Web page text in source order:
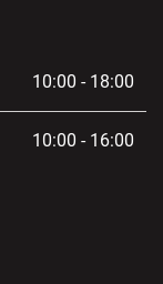
10:00 - 18:00
10:00 - 16:00